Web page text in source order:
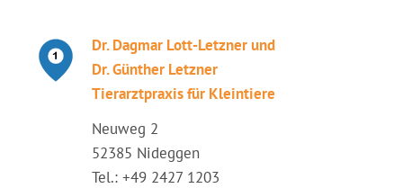
Dr. Dagmar Lott-Letzner und
Dr. Günther Letzner
Tierarztpraxis für Kleintiere
Neuweg 2
52385 Nideggen
Tel.: +49 2427 1203